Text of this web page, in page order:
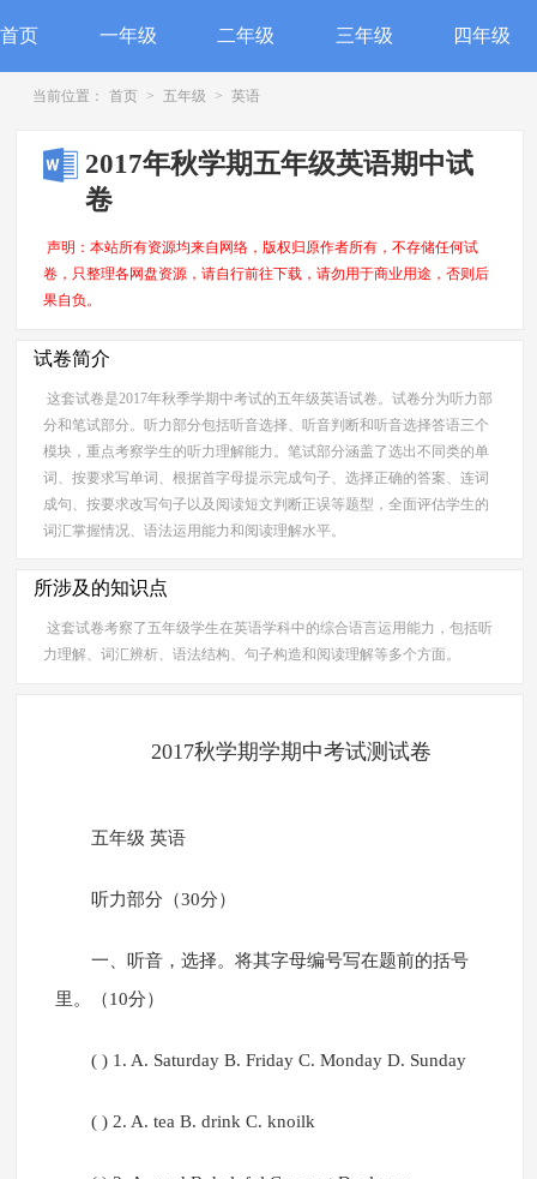
首页 一年级 二年级 三年级 四年级
当前位置： 首页 > 五年级 > 英语
2017年秋学期五年级英语期中试
卷
声明：本站所有资源均来自网络，版权归原作者所有，不存储任何试
卷，只整理各网盘资源，请自行前往下载，请勿用于商业用途，否则后
果自负。
试卷简介
这套试卷是2017年秋季学期中考试的五年级英语试卷。试卷分为听力部
分和笔试部分。听力部分包括听音选择、听音判断和听音选择答语三个
模块，重点考察学生的听力理解能力。笔试部分涵盖了选出不同类的单
词、按要求写单词、根据首字母提示完成句子、选择正确的答案、连词
成句、按要求改写句子以及阅读短文判断正误等题型，全面评估学生的
词汇掌握情况、语法运用能力和阅读理解水平。
所涉及的知识点
这套试卷考察了五年级学生在英语学科中的综合语言运用能力，包括听
力理解、词汇辨析、语法结构、句子构造和阅读理解等多个方面。
2017秋学期学期中考试测试卷
五年级 英语
听力部分（30分）
一、听音，选择。将其字母编号写在题前的括号
里。（10分）
( ) 1. A. Saturday B. Friday C. Monday D. Sunday
( ) 2. A. tea B. drink C. knoilk